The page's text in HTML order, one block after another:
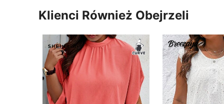
Klienci Również Obejrzeli